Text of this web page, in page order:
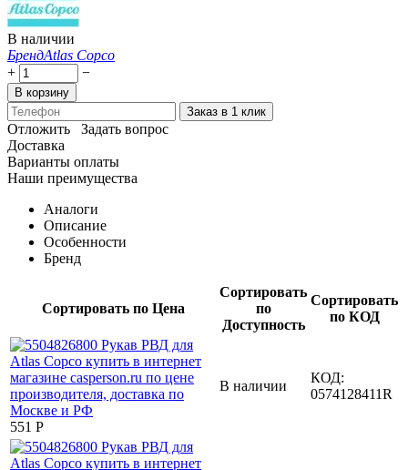
В наличии
БрендAtlas Copco
+
−
В корзину
Заказ в 1 клик
Отложить
Задать вопрос
Доставка
Варианты оплаты
Наши преимущества
Аналоги
Описание
Особенности
Бренд
Сортировать по Цена
Сортировать
по
Доступность
Сортировать
по КОД
‍551‍ Р
В наличии
КОД:
0574128411R